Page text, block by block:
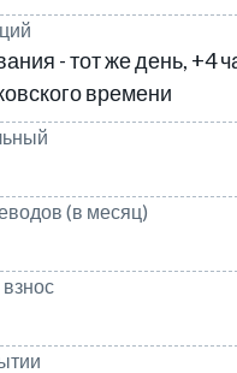
- тот же день, +4
времени
(в месяц)